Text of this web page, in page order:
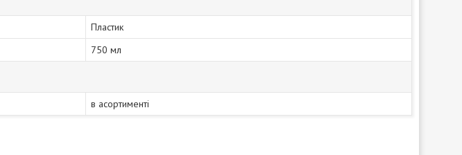
Пластик
750 мл
в асортименті